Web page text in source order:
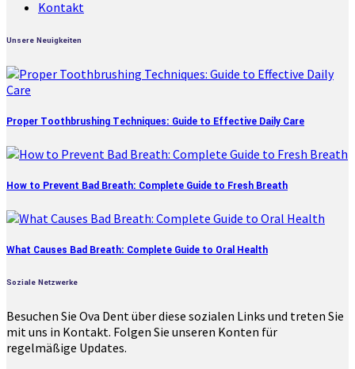
Kontakt
Unsere Neuigkeiten
Proper Toothbrushing Techniques: Guide to Effective Daily Care
How to Prevent Bad Breath: Complete Guide to Fresh Breath
What Causes Bad Breath: Complete Guide to Oral Health
Soziale Netzwerke
Besuchen Sie Ova Dent über diese sozialen Links und treten Sie
mit uns in Kontakt. Folgen Sie unseren Konten für
regelmäßige Updates.